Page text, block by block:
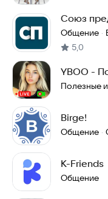
Союз
Общение ·
5,0
YBOO -
Полезные
Birge!
Общение ·
K-Friends
Общение